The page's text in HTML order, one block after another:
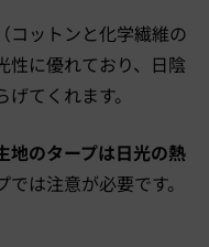
（コットンと化学繊維の
性に優れており、日陰
てくれます。
地のタープは日光の熱
は注意が必要です。